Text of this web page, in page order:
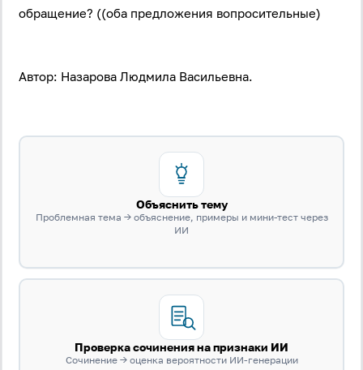
обращение? ((оба предложения вопросительные)
Автор: Назарова Людмила Васильевна.
Объяснить тему
Проблемная тема → объяснение, примеры и мини-тест через
ИИ
Проверка сочинения на признаки ИИ
Сочинение → оценка вероятности ИИ-генерации